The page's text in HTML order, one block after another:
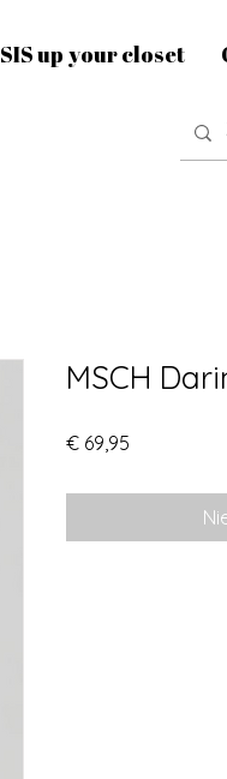
SIS up your closet
MSCH
€ 69,95